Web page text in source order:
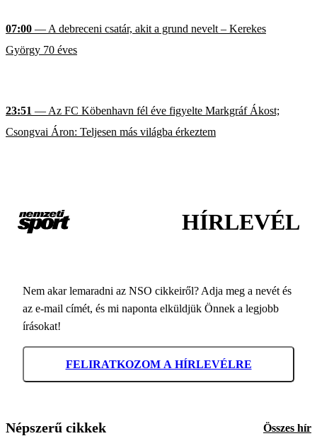
07:00 — A debreceni csatár, akit a grund nevelt – Kerekes
György 70 éves
23:51 — Az FC Köbenhavn fél éve figyelte Markgráf Ákost;
Csongvai Áron: Teljesen más világba érkeztem
HÍRLEVÉL
Nem akar lemaradni az NSO cikkeiről? Adja meg a nevét és
az e-mail címét, és mi naponta elküldjük Önnek a legjobb
írásokat!
FELIRATKOZOM A HÍRLEVÉLRE
Népszerű cikkek Összes hír